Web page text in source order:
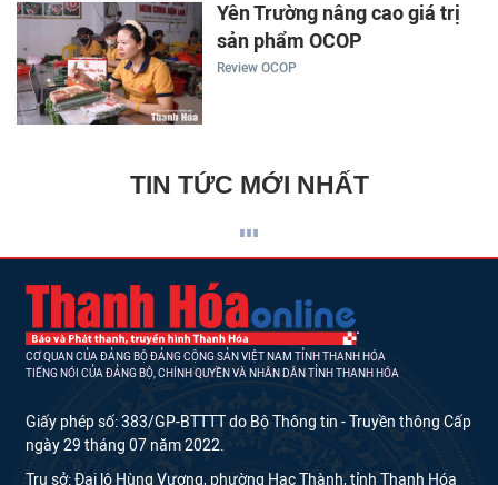
Yên Trường nâng cao giá trị
sản phẩm OCOP
Review OCOP
TIN TỨC MỚI NHẤT
CƠ QUAN CỦA ĐẢNG BỘ ĐẢNG CỘNG SẢN VIỆT NAM TỈNH THANH HÓA
TIẾNG NÓI CỦA ĐẢNG BỘ, CHÍNH QUYỀN VÀ NHÂN DÂN TỈNH THANH HÓA
Giấy phép số: 383/GP-BTTTT do Bộ Thông tin - Truyền thông Cấp
ngày 29 tháng 07 năm 2022.
Trụ sở: Đại lộ Hùng Vương, phường Hạc Thành, tỉnh Thanh Hóa